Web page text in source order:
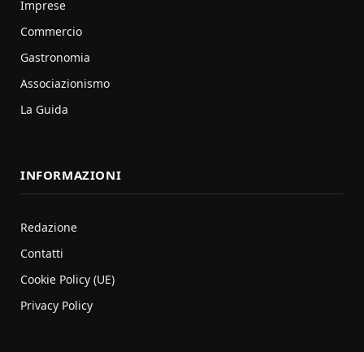
Imprese
Commercio
Gastronomia
Associazionismo
La Guida
INFORMAZIONI
Redazione
Contatti
Cookie Policy (UE)
Privacy Policy